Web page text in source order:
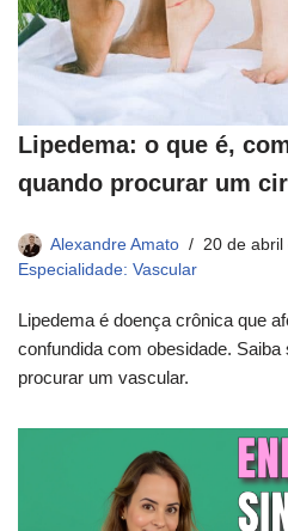
Lipedema: o que é,
quando procurar um
Alexandre Amato
20 de abril
Especialidade: Vascular
Lipedema é doença crônica que
confundida com obesidade.
procurar um vascular.